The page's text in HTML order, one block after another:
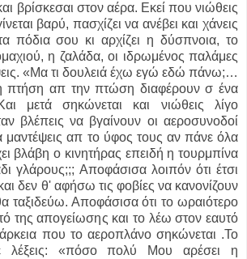
βρίσκεσαι στον αέρα. Εκεί που νιώθεις
βαρύ, πασχίζει να ανέβει και χάνεις
πόδια σου κι αρχίζει η δύσπνοια, το
η ζαλάδα, οι ιδρωμένος παλάμες
«Μα τι δουλειά έχω εγώ εδώ πάνω;…
πτήση απ την πτώση διαφέρουν σ ένα
μετά σηκώνεται και νιώθεις λίγο
βλέπεις να βγαίνουν οι αεροσυνοδοί
μαντέψεις απ το ύφος τους αν πάνε όλα
βλάβη ο κινητήρας επειδή η τουρμπίνα
γλάρους;;; Αποφάσισα λοιπόν ότι έτσι
δεν θ' αφήσω τις φοβίες να κανονίζουν
ταξιδεύω. Αποφάσισα ότι το ωραιότερο
της απογείωσης και το λέω στον εαυτό
που το αεροπλάνο σηκώνεται .Το
λέξεις: «πόσο πολύ Μου αρέσει η